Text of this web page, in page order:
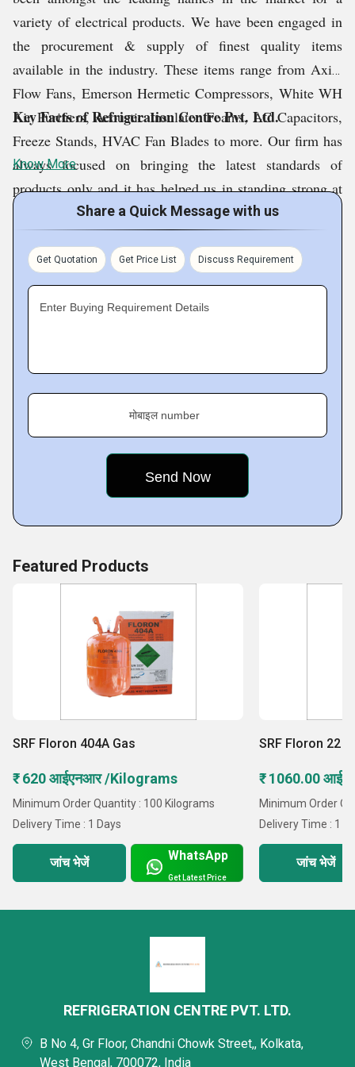
variety of electrical products. We have been engaged in
the procurement & supply of finest quality items
available in the industry. These items range from Axial
Flow Fans, Emerson Hermetic Compressors, White WH
Air Purifiers, Acoustic Insulator Foams, AC Capacitors,
Freeze Stands, HVAC Fan Blades to more. Our firm has
always focused on bringing the latest standards of
products only and it has helped us in standing strong at
the forefronts of the respective marketplace. From
Kolkata (West Bengal), we have been fluently running
our operations in various parts of the country.
Key Facts of Refrigeration Centre Pvt. Ltd.
Know More
Share a Quick Message with us
Get Quotation Get Price List Discuss Requirement
Enter Buying Requirement Details
मोबाइल number
Featured Products
SRF Floron 404A Gas
₹ 620 आईएनआर /Kilograms
Minimum Order Quantity : 100 Kilograms
Delivery Time : 1 Days
जांच भेजें WhatsApp
Get Latest Price
SRF Floron 22
₹ 1060.00
Minimum Order
Delivery Time : 1
जांच भेजें
REFRIGERATION CENTRE PVT. LTD.
B No 4, Gr Floor, Chandni Chowk Street,, Kolkata,
West Bengal, 700072, India